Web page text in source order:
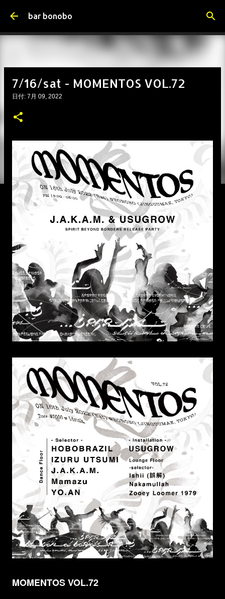
スキップしてメイン コンテンツに移動
bar bonobo
7/16/sat - MOMENTOS VOL.72
日付: 7月 09, 2022
MOMENTOS VOL.72